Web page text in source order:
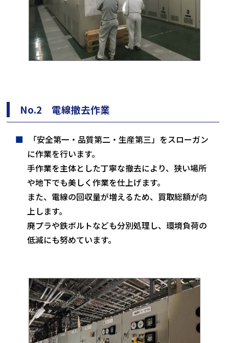
No.2 電線撤去作業
「安全第一・品質第二・生産第三」をスローガン
に作業を行います。
手作業を主体とした丁寧な撤去により、狭い場所
や地下でも美しく作業を仕上げます。
また、電線の回収量が増えるため、買取総額が向
上します。
廃プラや鉄ボルトなども分別処理し、環境負荷の
低減にも努めています。